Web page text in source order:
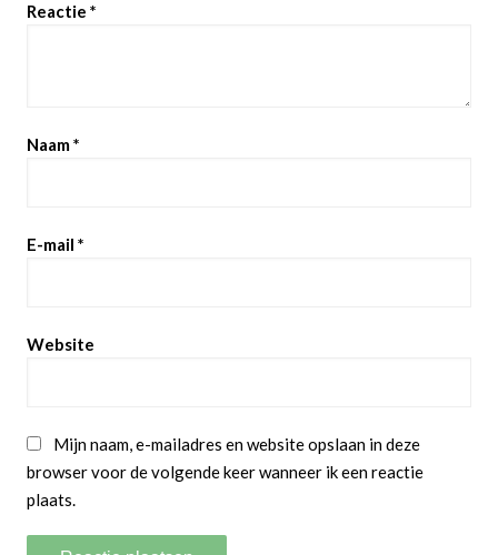
Reactie *
Naam*
E-mail *
Website
Mijn naam, e-mailadres en website opslaan in deze
browser voor de volgende keer wanneer ik een reactie
plaats.